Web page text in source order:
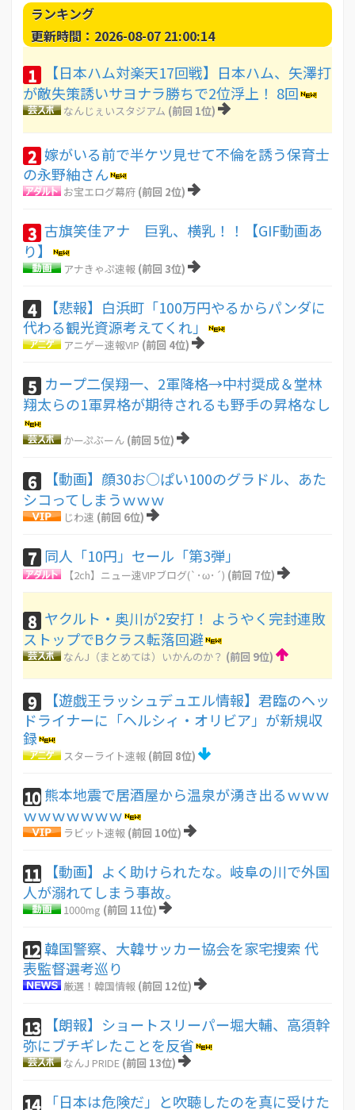
ランキング
更新時間：2026-08-07 21:00:14
1
【日本ハム対楽天17回戦】日本ハム、矢澤打
が敵失策誘いサヨナラ勝ちで2位浮上！ 8回
なんじぇいスタジアム (前回 1位)
2 嫁がいる前で半ケツ見せて不倫を誘う保育士
の永野紬さん
お宝エログ幕府 (前回 2位)
3 古旗笑佳アナ 巨乳、横乳！！【GIF動画あ
り】
アナきゃぷ速報 (前回 3位)
4
【悲報】白浜町「100万円やるからパンダに
代わる観光資源考えてくれ」
アニゲー速報VIP (前回 4位)
5 カープ二俣翔一、2軍降格→中村奨成＆堂林
翔太らの1軍昇格が期待されるも野手の昇格なし
かーぷぶーん (前回 5位)
6
【動画】顔30お○ぱい100のグラドル、あた
シコってしまうｗｗｗ
じわ速 (前回 6位)
7 同人「10円」セール「第3弾」
【2ch】ニュー速VIPブログ(`･ω･´) (前回 7位)
8 ヤクルト・奥川が2安打！ ようやく完封連敗
ストップでBクラス転落回避
なんJ（まとめては）いかんのか？ (前回 9位)
9
【遊戯王ラッシュデュエル情報】君臨のヘッ
ドライナーに「ヘルシィ・オリビア」が新規収
録
スターライト速報 (前回 8位)
10 熊本地震で居酒屋から温泉が湧き出るｗｗｗ
ｗｗｗｗｗｗｗ
ラビット速報 (前回 10位)
11
【動画】よく助けられたな。岐阜の川で外国
人が溺れてしまう事故。
1000mg (前回 11位)
12韓国警察、大韓サッカー協会を家宅捜索 代
表監督選考巡り
厳選！韓国情報 (前回 12位)
13
【朗報】ショートスリーパー堀大輔、高須幹
弥にブチギレたことを反省
なんJ PRIDE (前回 13位)
14 「日本は危険だ」と吹聴したのを真に受けた